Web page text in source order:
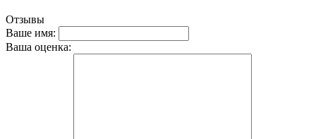
Отзывы
Ваше имя:
Ваша оценка: